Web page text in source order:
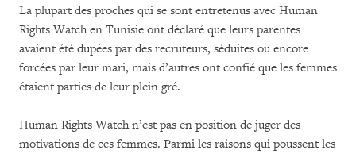
La plupart des proches qui se sont entretenus avec Human
Rights Watch en Tunisie ont déclaré que leurs parentes
avaient été dupées par des recruteurs, séduites ou encore
forcées par leur mari, mais d’autres ont confié que les femmes
étaient parties de leur plein gré.
Human Rights Watch n’est pas en position de juger des
motivations de ces femmes. Parmi les raisons qui poussent les